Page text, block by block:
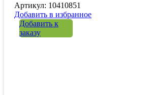
Артикул: 10410851
Добавить в избранное
Добавить к
заказу